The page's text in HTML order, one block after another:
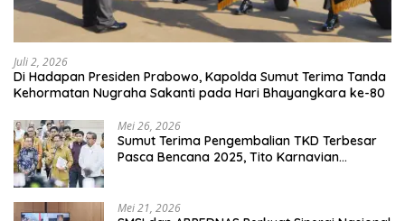
Juli 2, 2026
Di Hadapan Presiden Prabowo, Kapolda Sumut Terima Tanda
Kehormatan Nugraha Sakanti pada Hari Bhayangkara ke-80
Mei 26, 2026
Sumut Terima Pengembalian TKD Terbesar
Pasca Bencana 2025, Tito Karnavian
Mei 21, 2026